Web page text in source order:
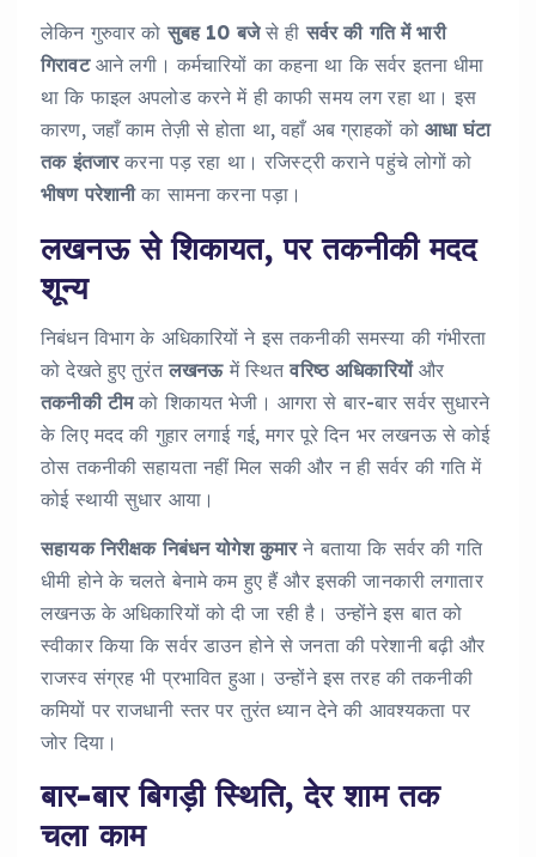
लेकिन गुरुवार कोसुबह 10 बजेसे हीसर्वर की गति में भारी
गिरावटआने लगी। कर्मचारियों का कहना था कि सर्वर इतना धीमा
था कि फाइल अपलोड करने में ही काफी समय लग रहा था। इस
कारण, जहाँ काम तेज़ी से होता था, वहाँ अब ग्राहकों कोआधा घंटा
तक इंतजारकरना पड़ रहा था। रजिस्ट्री कराने पहुंचे लोगों को
भीषण परेशानीका सामना करना पड़ा।
लखनऊ से शिकायत, पर तकनीकी मदद
शून्य
निबंधन विभाग के अधिकारियों ने इस तकनीकी समस्या की गंभीरता
को देखते हुए तुरंतलखनऊमें स्थितवरिष्ठ अधिकारियोंऔर
तकनीकी टीमको शिकायत भेजी। आगरा से बार-बार सर्वर सुधारने
के लिए मदद की गुहार लगाई गई, मगर पूरे दिन भर लखनऊ से कोई
ठोस तकनीकी सहायता नहीं मिल सकी और न ही सर्वर की गति में
कोई स्थायी सुधार आया।
सहायक निरीक्षक निबंधन योगेश कुमारने बताया कि सर्वर की गति
धीमी होने के चलते बेनामे कम हुए हैं और इसकी जानकारी लगातार
लखनऊ के अधिकारियों को दी जा रही है। उन्होंने इस बात को
स्वीकार किया कि सर्वर डाउन होने से जनता की परेशानी बढ़ी और
राजस्व संग्रह भी प्रभावित हुआ। उन्होंने इस तरह की तकनीकी
कमियों पर राजधानी स्तर पर तुरंत ध्यान देने की आवश्यकता पर
जोर दिया।
बार-बार बिगड़ी स्थिति, देर शाम तक
चला काम